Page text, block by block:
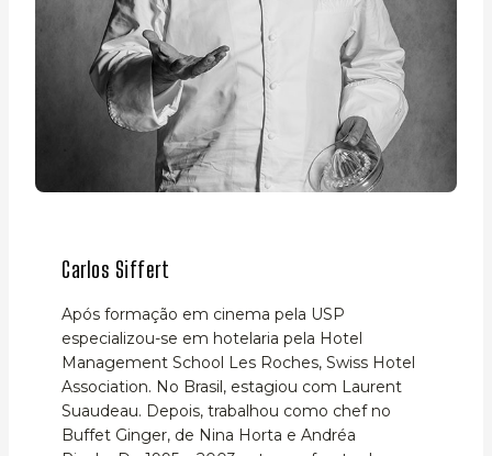
Carlos Siffert
Após formação em cinema pela USP
especializou-se em hotelaria pela Hotel
Management School Les Roches, Swiss Hotel
Association. No Brasil, estagiou com Laurent
Suaudeau. Depois, trabalhou como chef no
Buffet Ginger, de Nina Horta e Andréa